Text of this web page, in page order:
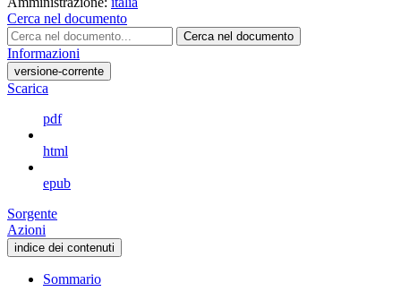
Cerca nel documento
Cerca nel documento
Informazioni
versione-corrente
Scarica
pdf
html
epub
Sorgente
Azioni
indice dei contenuti
Sommario